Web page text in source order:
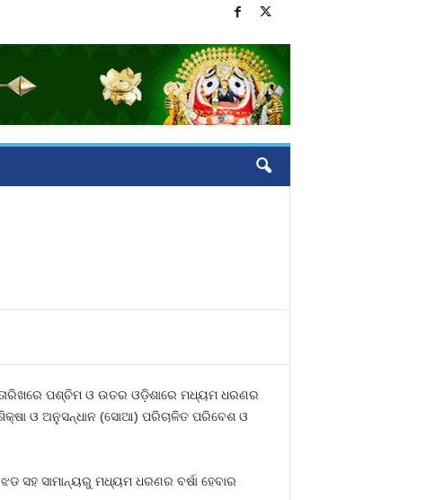
ପଶ୍ଚିମ ଓ ଉତର ଓଡ଼ିଶାରେ ମଧ୍ୟମ ଧରଣର
ଓ ଅନୁସନ୍ଧାନ (ସୋଆ) ପରିଚାଳିତ ପରିବେଶ ଓ
ସହ ସାମାନ୍ୟରୁ ମଧ୍ୟମ ଧରଣର ବର୍ଷା ହେବାର